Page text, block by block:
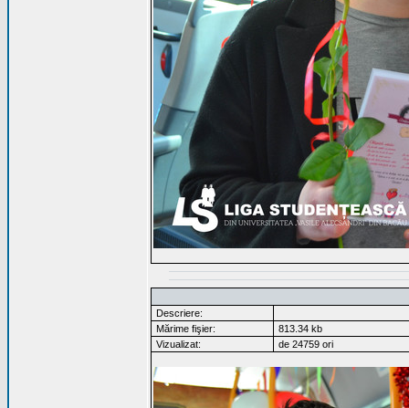
Descriere:
Mărime fişier:
813.34 kb
Vizualizat:
de 24759 ori